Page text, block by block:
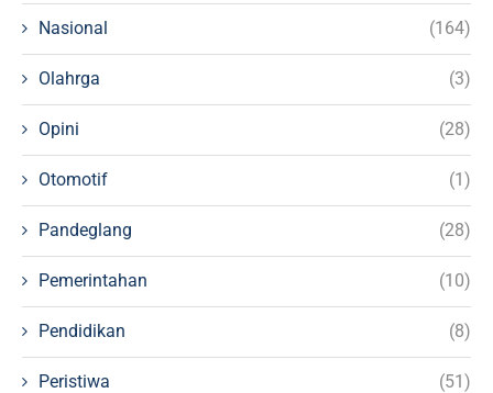
Nasional (164)
Olahrga (3)
Opini (28)
Otomotif (1)
Pandeglang (28)
Pemerintahan (10)
Pendidikan (8)
Peristiwa (51)